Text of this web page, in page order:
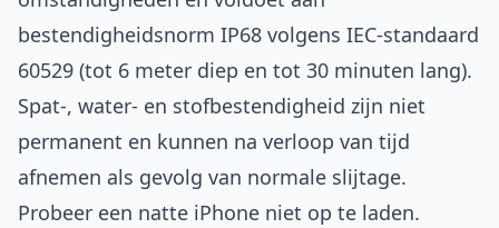
bestendigheids­norm IP68 volgens IEC‑standaard
60529 (tot 6 meter diep en tot 30 minuten lang).
Spat‑, water‑ en stof­bestendigheid zijn niet
permanent en kunnen na verloop van tijd
afnemen als gevolg van normale slijtage.
Probeer een natte iPhone niet op te laden.